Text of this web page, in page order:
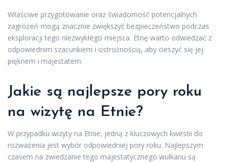
Właściwe przygotowanie oraz świadomość potencjalnych
zagrożeń mogą znacznie zwiększyć bezpieczeństwo podczas
eksploracji tego niezwykłego miejsca. Etnę warto odwiedzać z
odpowiednim szacunkiem i ostrożnością, aby cieszyć się jej
pięknem i majestatem.
Jakie są najlepsze pory roku
na wizytę na Etnie?
W przypadku wizyty na Etnie, jedną z kluczowych kwestii do
rozważenia jest wybór odpowiedniej pory roku. Najlepszym
czasem na zwiedzanie tego majestatycznego wulkanu są